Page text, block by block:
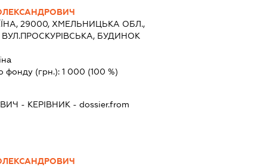
29000, ХМЕЛЬНИЦЬКА ОБЛ.,
БУДИНОК
фонду (грн.):1 000 (100 %)
- КЕРІВНИК - dossier.from